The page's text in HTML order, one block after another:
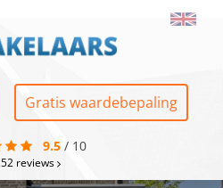
Gratis waardebepaling
9.5 / 10
reviews